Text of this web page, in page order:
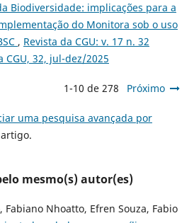
Biodiversidade: implicações para a
do Monitora sob o uso
, Revista da CGU: v. 17 n. 32
CGU, 32, jul-dez/2025
1-10 de 278 Próximo
uma pesquisa avançada por
mesmo(s) autor(es)
Fabiano Nhoatto, Efren Souza, Fabio